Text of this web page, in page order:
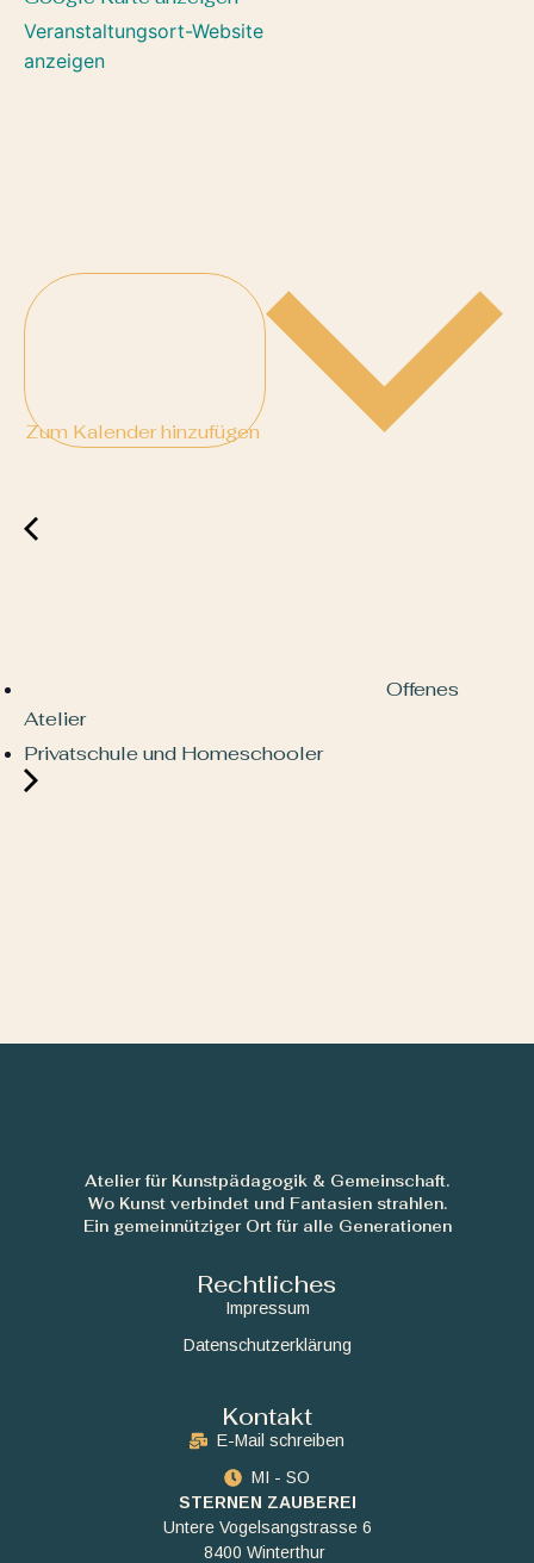
Veranstaltungsort-Website
anzeigen
Zum Kalender hinzufügen
Offenes
Atelier
Privatschule und Homeschooler
Atelier für Kunstpädagogik & Gemeinschaft.
Wo Kunst verbindet und Fantasien strahlen.
Ein gemeinnütziger Ort für alle Generationen
Rechtliches
Impressum
Datenschutzerklärung
Kontakt
E-Mail schreiben
MI - SO
STERNEN ZAUBEREI
Untere Vogelsangstrasse 6
8400 Winterthur